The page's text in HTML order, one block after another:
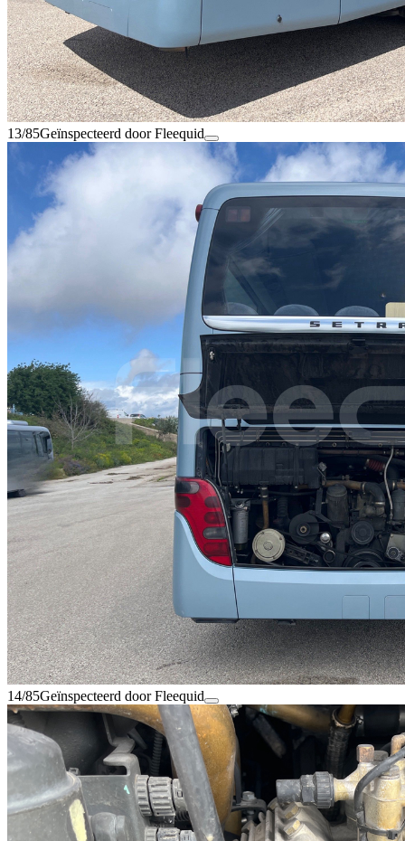
13/85Geïnspecteerd door Fleequid
14/85Geïnspecteerd door Fleequid